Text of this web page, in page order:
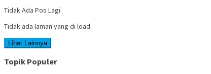
Tidak Ada Pos Lagi.
Tidak ada laman yang di load.
Lihat Lainnya
Topik Populer